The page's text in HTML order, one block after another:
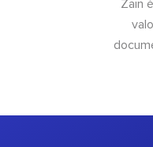
Zain